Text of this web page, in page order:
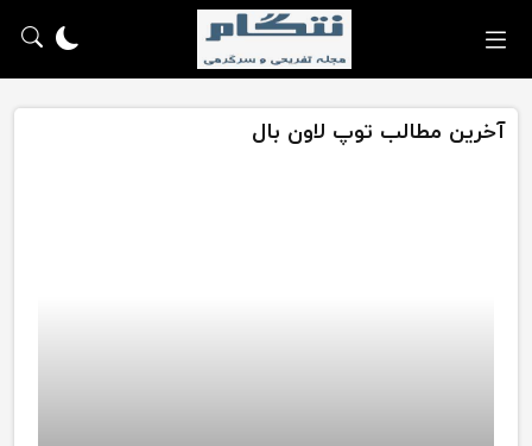
آخرین مطالب توپ لاون بال